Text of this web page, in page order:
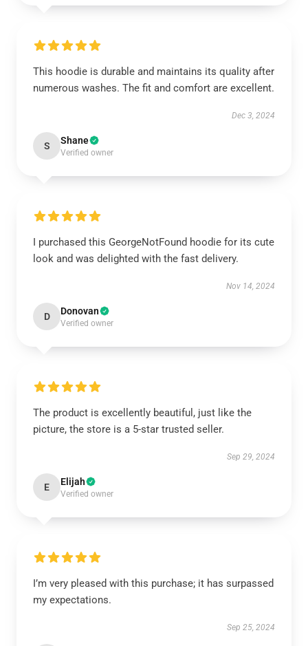
This hoodie is durable and maintains its quality after
numerous washes. The fit and comfort are excellent.
Dec 3, 2024
S Shane
Verified owner
I purchased this GeorgeNotFound hoodie for its cute
look and was delighted with the fast delivery.
Nov 14, 2024
D Donovan
Verified owner
The product is excellently beautiful, just like the
picture, the store is a 5-star trusted seller.
Sep 29, 2024
E Elijah
Verified owner
I’m very pleased with this purchase; it has surpassed
my expectations.
Sep 25, 2024